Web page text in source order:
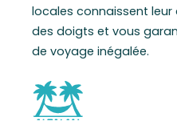
locales connaissent
des doigts et vous
de voyage inégalée.